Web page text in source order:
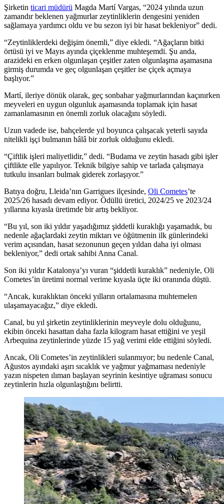
Şirketin ticari müdürü Magda Martí Vargas, “2024 yılında uzun
zamandır beklenen yağmurlar zeytinliklerin dengesini yeniden
sağlamaya yardımcı oldu ve bu sezon iyi bir hasat bekleniyor” dedi.
“Zeytinliklerdeki değişim önemli,” diye ekledi. “Ağaçların bitki
örtüsü iyi ve Mayıs ayında çiçeklenme muhteşemdi. Şu anda,
arazideki en erken olgunlaşan çeşitler zaten olgunlaşma aşamasına
girmiş durumda ve geç olgunlaşan çeşitler ise çiçek açmaya
başlıyor.”
Martí, ileriye dönük olarak, geç sonbahar yağmurlarından kaçınırken
meyveleri en uygun olgunluk aşamasında toplamak için hasat
zamanlamasının en önemli zorluk olacağını söyledi.
Uzun vadede ise, bahçelerde yıl boyunca çalışacak yeterli sayıda
nitelikli işçi bulmanın hâlâ bir zorluk olduğunu ekledi.
“Çiftlik işleri maliyetlidir,” dedi. “Budama ve zeytin hasadı gibi işler
çiftlikte elle yapılıyor. Teknik bilgiye sahip ve tarlada çalışmaya
tutkulu insanları bulmak giderek zorlaşıyor.”
Batıya doğru, Lleida’nın Garrigues ilçesinde, Oli Cometes’te
2025/26 hasadı devam ediyor. Ödüllü üretici, 2024/25 ve 2023/24
yıllarına kıyasla üretimde bir artış bekliyor.
“Bu yıl, son iki yıldır yaşadığımız şiddetli kuraklığı yaşamadık, bu
nedenle ağaçlardaki zeytin miktarı ve öğütmenin ilk günlerindeki
verim açısından, hasat sezonunun geçen yıldan daha iyi olması
bekleniyor,” dedi ortak sahibi Anna Canal.
Son iki yıldır Katalonya’yı vuran “şiddetli kuraklık” nedeniyle, Oli
Cometes’in üretimi normal verime kıyasla üçte iki oranında düştü.
“Ancak, kuraklıktan önceki yılların ortalamasına muhtemelen
ulaşamayacağız,” diye ekledi.
Canal, bu yıl şirketin zeytinliklerinin meyveyle dolu olduğunu,
ekibin önceki hasattan daha fazla kilogram hasat ettiğini ve yeşil
Arbequina zeytinlerinde yüzde 15 yağ verimi elde ettiğini söyledi.
Ancak, Oli Cometes’in zeytinlikleri sulanmıyor; bu nedenle Canal,
Ağustos ayındaki aşırı sıcaklık ve yağmur yağmaması nedeniyle
yazın nispeten ılıman başlayan seyrinin kesintiye uğraması sonucu
zeytinlerin hızla olgunlaştığını belirtti.